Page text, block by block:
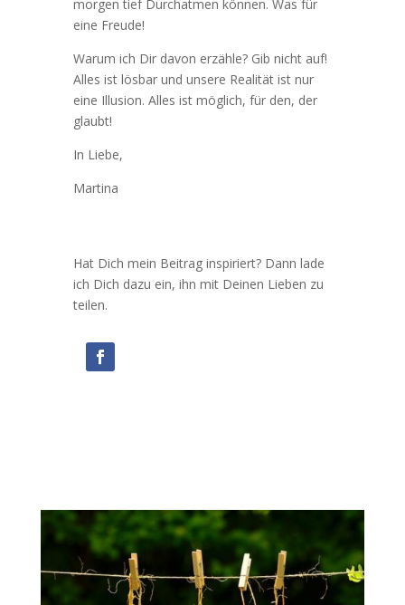
morgen tief Durchatmen können. Was für
eine Freude!
Warum ich Dir davon erzähle? Gib nicht auf!
Alles ist lösbar und unsere Realität ist nur
eine Illusion. Alles ist möglich, für den, der
glaubt!
In Liebe,
Martina
Hat Dich mein Beitrag inspiriert? Dann lade
ich Dich dazu ein, ihn mit Deinen Lieben zu
teilen.